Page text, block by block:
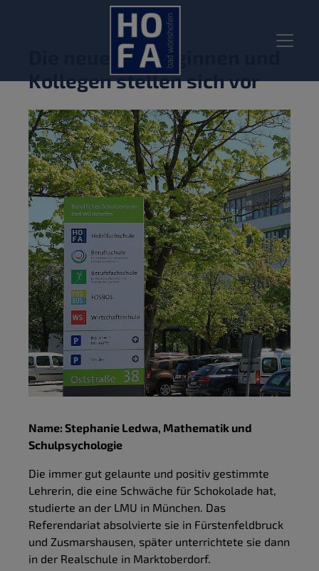
Die neuen Kolleginnen und
Kollegen stellen sich vor
Name: Stephanie Ledwa, Mathematik und
Schulpsychologie
Die immer gut gelaunte und positiv gestimmte
Lehrerin, die eine Schwäche für Schokolade hat,
studierte an der LMU in München. Das
Referendariat absolvierte sie in Fürstenfeldbruck
und Zusmarshausen, später unterrichtete sie dann
in der Realschule in Marktoberdorf.